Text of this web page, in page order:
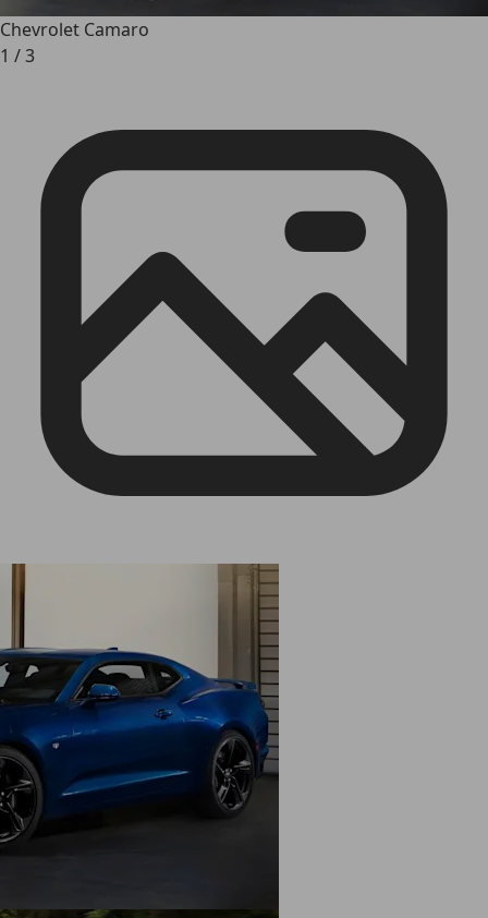
Chevrolet Camaro
1 /3